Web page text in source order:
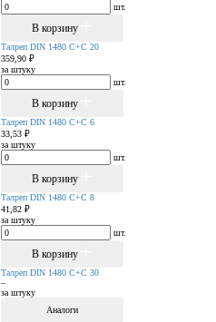
шт.
В корзину
Талреп DIN 1480 С+С 20
359,90 ₽
за штуку
шт.
В корзину
Талреп DIN 1480 С+С 6
33,53 ₽
за штуку
шт.
В корзину
Талреп DIN 1480 С+С 8
41,82 ₽
за штуку
шт.
В корзину
Талреп DIN 1480 С+С 30
–
за штуку
Аналоги